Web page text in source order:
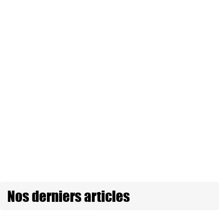
Nos derniers articles